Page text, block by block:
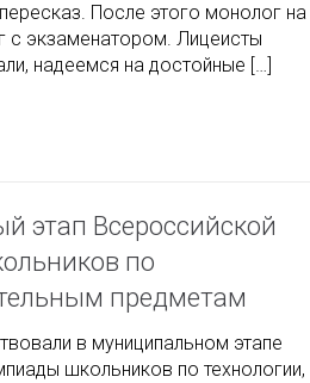
После этого монолог на
с экзаменатором. Лицеисты
надеемся на достойные […]
этап Всероссийской
по
предметам
в муниципальном этапе
школьников по технологии,